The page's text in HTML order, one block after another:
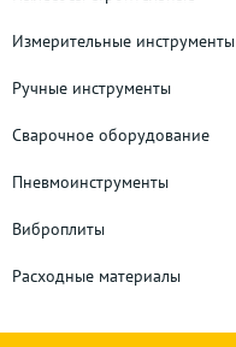
Измерительные инструменты
Ручные инструменты
Сварочное оборудование
Пневмоинструменты
Виброплиты
Расходные материалы